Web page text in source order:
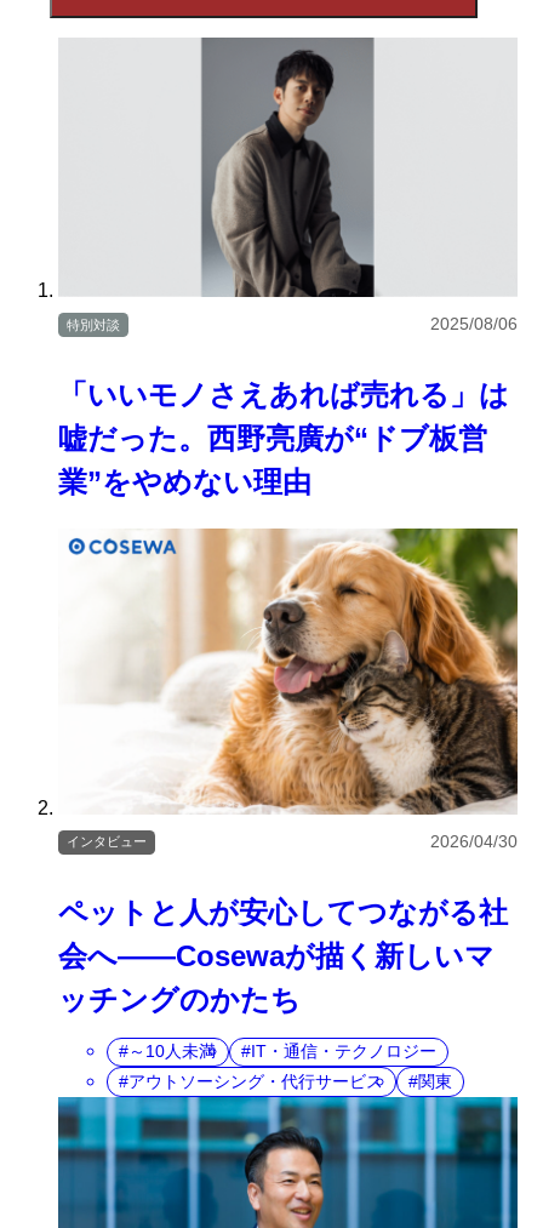
「いいモノさえあれば売れる」は
嘘だった。西野亮廣が“ドブ板営
業”をやめない理由
特別対談 2025/08/06
ペットと人が安心してつながる社
会へ――Cosewaが描く新しいマ
ッチングのかたち
インタビュー 2026/04/30
～10人未満
IT・通信・テクノロジー
アウトソーシング・代行サービス
関東